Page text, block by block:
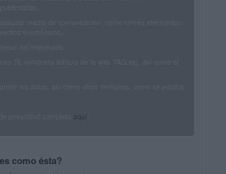
aquí
como ésta?